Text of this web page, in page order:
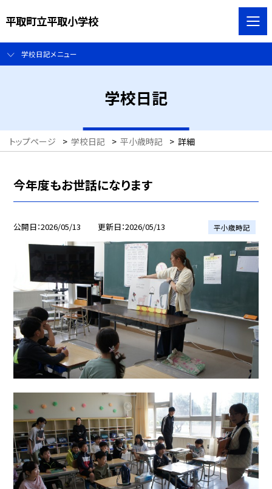
平取町立平取小学校
学校日記メニュー
学校日記
トップページ > 学校日記 > 平小歳時記 > 詳細
今年度もお世話になります
公開日 2026/05/13 更新日 2026/05/13 平小歳時記